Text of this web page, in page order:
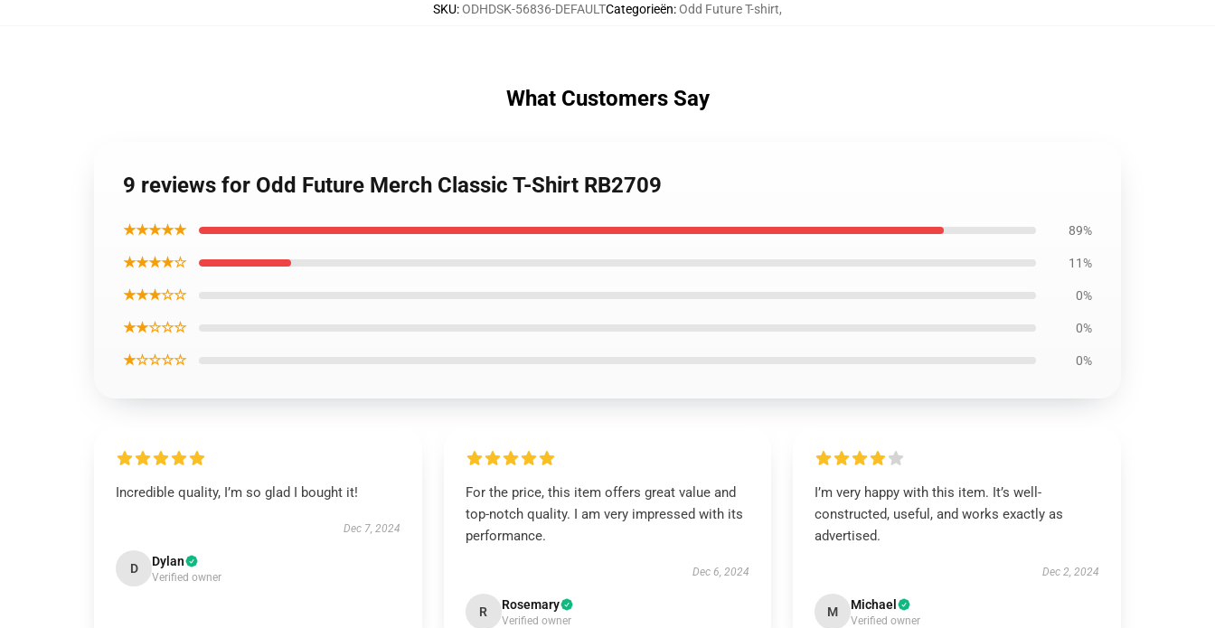
SKU:ODHDSK-56836-DEFAULTCategorieën:Odd Future T-shirt,
What Customers Say
9 reviews for Odd Future Merch Classic T-Shirt RB2709
★★★★★ 89%
★★★★☆ 11%
★★★☆☆ 0%
★★☆☆☆ 0%
★☆☆☆☆ 0%
Incredible quality, I’m so glad I bought it!
Dec 7, 2024
D Dylan
Verified owner
For the price, this item offers great value and
top-notch quality. I am very impressed with its
performance.
Dec 6, 2024
R Rosemary
Verified owner
I’m very happy with this item. It’s well-
constructed, useful, and works exactly as
advertised.
Dec 2, 2024
M Michael
Verified owner